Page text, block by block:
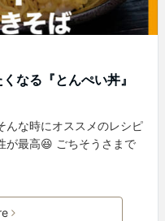
なる『とんぺい丼』
んな時にオススメのレシピ
が最高😆 ごちそうさまで